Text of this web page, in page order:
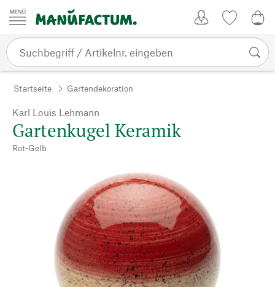
Zum Inhalt springen
Startseite Gartendekoration
Karl Louis Lehmann
Gartenkugel Keramik
Rot-Gelb